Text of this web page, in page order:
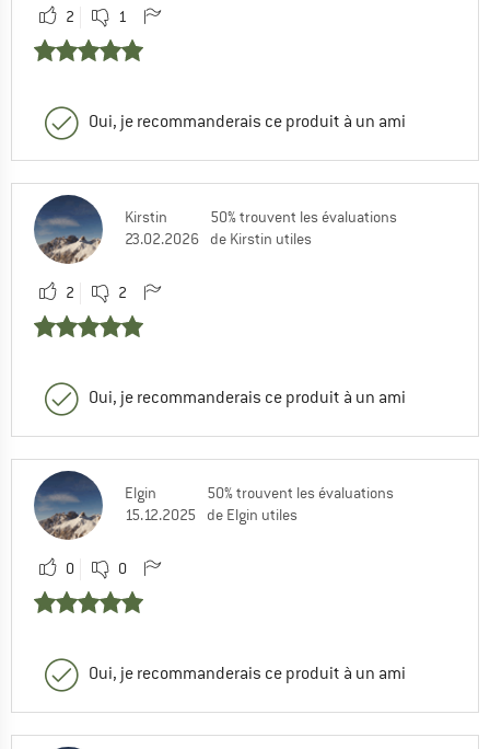
Merci encore d'avoir partagé votre
experience sur les Vapor Glove 6
2 1
Oui, je recommanderais ce produit à un ami
Kirstin
23.02.2026
50% trouvent les évaluations
de Kirstin utiles
2 2
Oui, je recommanderais ce produit à un ami
Elgin
15.12.2025
50% trouvent les évaluations
de Elgin utiles
0 0
Oui, je recommanderais ce produit à un ami